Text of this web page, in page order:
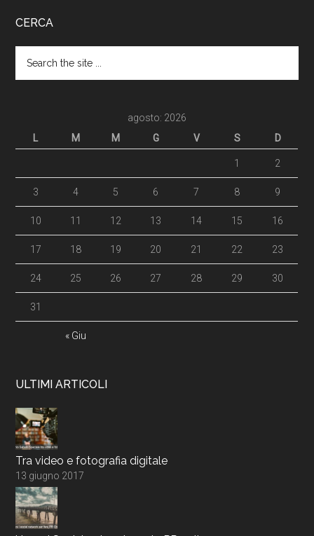
CERCA
agosto: 2026
L
M M G V S D
« Giu
1 2
3 4 5 6 7 8 9
10 11 12 13 14 15 16
17 18 19 20 21 22 23
24 25 26 27 28 29 30
31
ULTIMI ARTICOLI
Tra video e fotografia digitale
13 giugno 2017